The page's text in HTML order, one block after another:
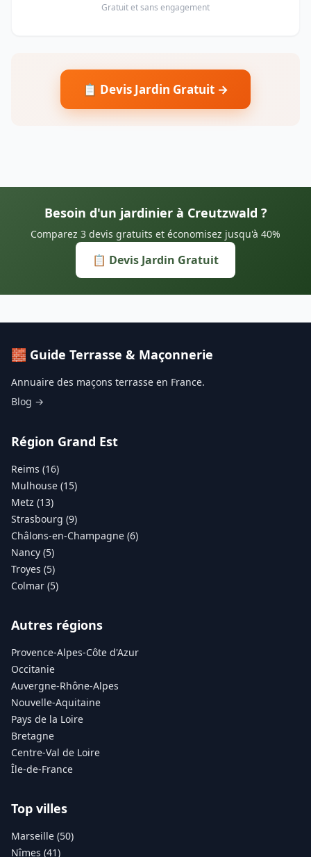
Gratuit et sans engagement
📋 Devis Jardin Gratuit →
Besoin d'un jardinier à Creutzwald ?
Comparez 3 devis gratuits et économisez jusqu'à 40%
📋 Devis Jardin Gratuit
🧱 Guide Terrasse & Maçonnerie
Annuaire des maçons terrasse en France.
Blog →
Région Grand Est
Reims (16)
Mulhouse (15)
Metz (13)
Strasbourg (9)
Châlons-en-Champagne (6)
Nancy (5)
Troyes (5)
Colmar (5)
Autres régions
Provence-Alpes-Côte d'Azur
Occitanie
Auvergne-Rhône-Alpes
Nouvelle-Aquitaine
Pays de la Loire
Bretagne
Centre-Val de Loire
Île-de-France
Top villes
Marseille (50)
Nîmes (41)